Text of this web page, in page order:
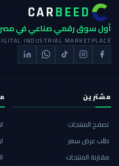
CARBEED
أول سوق رقمي صناعي في مصر
INDUSTRIAL MARKETPLACE
مشترين
تصفح المنتجات
طلب عرض سعر
مقارنة المنتجات